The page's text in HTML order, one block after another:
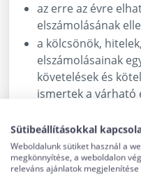
az erre az évre
elszámolásának
a kölcsönök,
elszámolásainak
követelések és
ismertek a várható
a kapott
egyéb bevételként
ellensúlyozza a
intenzitásának
összhangban kell
Sütibeállításokkal
Weboldalunk sütiket használ a
megkönnyítése, a weboldalon
releváns ajánlatok megjelenítése